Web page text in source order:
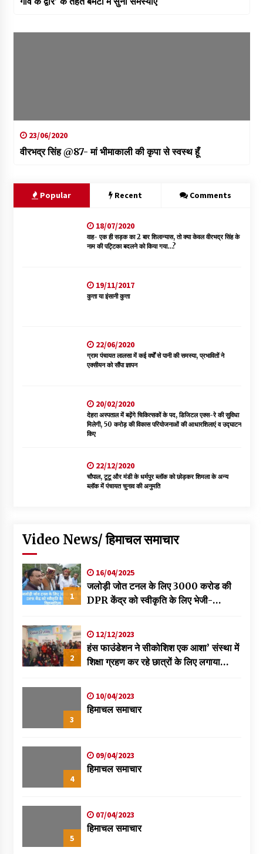
23/06/2020
वीरभद्र सिंह @87- मां भीमाकाली की कृपा से स्वस्थ हूँ
Popular Recent Comments
18/07/2020
वाह- एक ही सड़क का 2 बार शिलान्यास, तो क्या केवल वीरभद्र सिंह के
नाम की पट्टिका बदलने को किया गया…?
19/11/2017
कुत्ता या इंसानी कुत्ता
22/06/2020
ग्राम पंचायत लालसा में कई वर्षों से पानी की समस्या, प्रभावितों ने
एक्सीयन को सौंपा ज्ञापन
20/02/2020
देहरा अस्पताल में बढ़ेंगे चिकित्सकों के पद, डिजिटल एक्स-रे की सुविधा
मिलेगी, 50 करोड़ की विकास परियोजनाओं की आधारशिलाएं व उद्घाटन
किए
22/12/2020
चौपाल, टूटू और मंडी के धर्मपुर ब्लॉक को छोड़कर शिमला के अन्य
ब्लॉक में पंचायत चुनाव की अनुमति
Video News/ हिमाचल समाचार
1
16/04/2025
जलोड़ी जोत टनल के लिए 3000 करोड की
DPR केंद्र को स्वीकृति के लिए भेजी-
2
12/12/2023
हंस फाउंडेशन ने सीकोशिश एक आशा’ संस्था में
शिक्षा ग्रहण कर रहे छात्रों के लिए लगाया
3
10/04/2023
हिमाचल समाचार
4
09/04/2023
हिमाचल समाचार
5
07/04/2023
हिमाचल समाचार